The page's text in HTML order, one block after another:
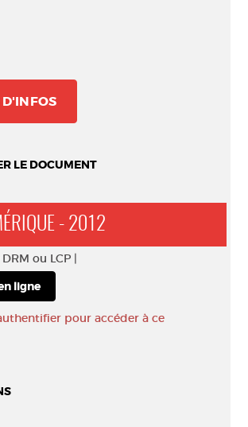
D'INFOS
LE DOCUMENT
- 2012
ou LCP |
ligne
pour accéder à ce